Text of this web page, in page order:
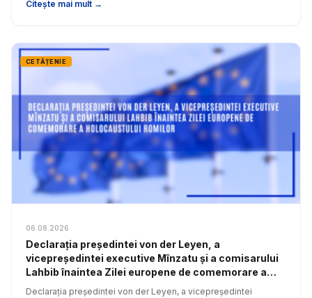
Citește mai mult →
CETĂȚENIE
06.08.2026
Declarația președintei von der Leyen, a
vicepreședintei executive Mînzatu și a comisarului
Lahbib înaintea Zilei europene de comemorare a
Holocaustului romilor
Declarația președintei von der Leyen, a vicepreședintei